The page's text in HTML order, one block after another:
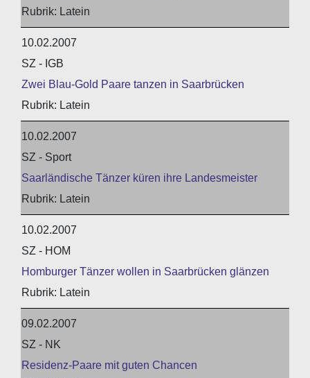
Latein
10.02.2007
SZ - IGB
Zwei Blau-Gold Paare tanzen in Saarbrücken
Latein
10.02.2007
SZ - Sport
Saarländische Tänzer küren ihre Landesmeister
Latein
10.02.2007
SZ - HOM
Homburger Tänzer wollen in Saarbrücken glänzen
Latein
09.02.2007
SZ - NK
Residenz-Paare mit guten Chancen